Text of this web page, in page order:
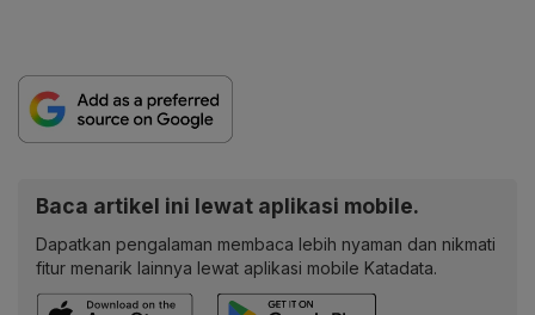
Baca artikel ini lewat aplikasi mobile.
Dapatkan pengalaman membaca lebih nyaman dan nikmati
fitur menarik lainnya lewat aplikasi mobile Katadata.